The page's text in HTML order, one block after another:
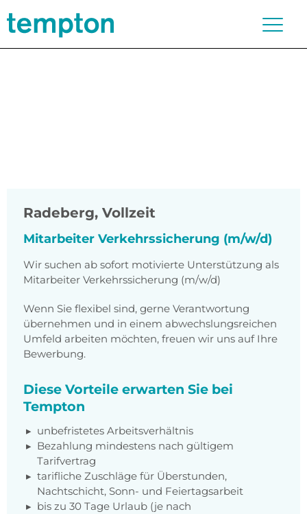
Radeberg, Vollzeit
Mitarbeiter Verkehrssicherung (m/w/d)
Wir suchen ab sofort motivierte Unterstützung als
Mitarbeiter Verkehrssicherung (m/w/d)
Wenn Sie flexibel sind, gerne Verantwortung
übernehmen und in einem abwechslungsreichen
Umfeld arbeiten möchten, freuen wir uns auf Ihre
Bewerbung.
Diese Vorteile erwarten Sie bei
Tempton
unbefristetes Arbeitsverhältnis
Bezahlung mindestens nach gültigem
Tarifvertrag
tarifliche Zuschläge für Überstunden,
Nachtschicht, Sonn- und Feiertagsarbeit
bis zu 30 Tage Urlaub (je nach